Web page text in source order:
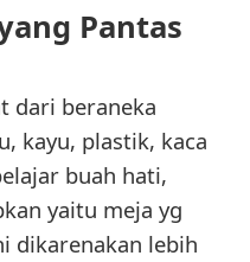
Pantas
dari beraneka
kayu, plastik, kaca
buah hati,
yaitu meja yg
dikarenakan lebih